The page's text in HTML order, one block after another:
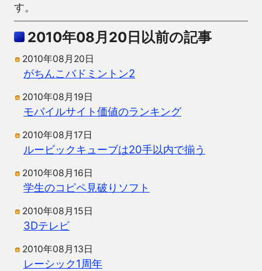
す。
2010年08月20日以前の記事
2010年08月20日
がちんこバドミントン2
2010年08月19日
モバイルサイト価値のランキング
2010年08月17日
ルービックキューブは20手以内で揃う
2010年08月16日
学生のコピペ見破りソフト
2010年08月15日
3Dテレビ
2010年08月13日
レーシック1周年